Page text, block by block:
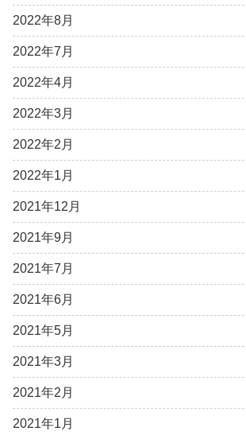
2022年8月
2022年7月
2022年4月
2022年3月
2022年2月
2022年1月
2021年12月
2021年9月
2021年7月
2021年6月
2021年5月
2021年3月
2021年2月
2021年1月